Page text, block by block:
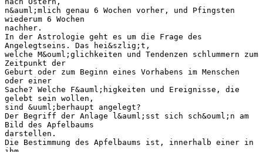
n&auml;mlich genau 6 Wochen vorher, und Pfingsten
wiederum 6 Wochen
nachher.
In der Astrologie geht es um die Frage des
Angelegtseins. Das hei&szlig;t,
welche M&ouml;glichkeiten und Tendenzen schlummern zum
Zeitpunkt der
Geburt oder zum Beginn eines Vorhabens im Menschen
oder einer
Sache? Welche F&auml;higkeiten und Ereignisse, die
gelebt sein wollen,
sind &uuml;berhaupt angelegt?
Der Begriff der Anlage l&auml;sst sich sch&ouml;n am
Bild des Apfelbaums
darstellen.
Die Bestimmung des Apfelbaums ist, innerhalb einer in